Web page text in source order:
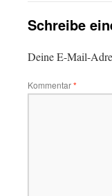
Schreibe
Deine E-Mail-
Kommentar*